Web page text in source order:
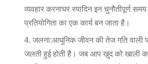
व्यवहार करनाघर स्पादिन इन चुनौतीपूर्ण
प्रतियोगिता का एक कार्य बन जाता है।
4. जलना:आधुनिक जीवन की तेज गति वाली
जलती हुई होती है। जब आप खुद को खाली